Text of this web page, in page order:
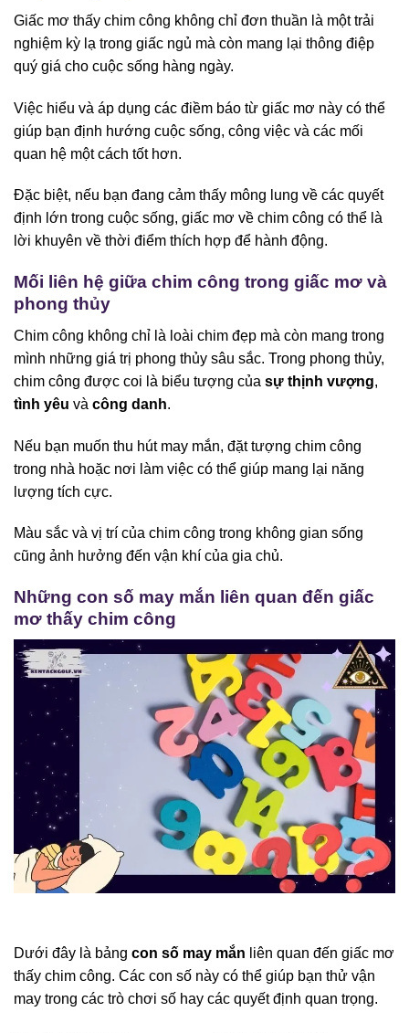
Giấc mơ thấy chim công không chỉ đơn thuần là một trải
nghiệm kỳ lạ trong giấc ngủ mà còn mang lại thông điệp
quý giá cho cuộc sống hàng ngày.
Việc hiểu và áp dụng các điềm báo từ giấc mơ này có thể
giúp bạn định hướng cuộc sống, công việc và các mối
quan hệ một cách tốt hơn.
Đặc biệt, nếu bạn đang cảm thấy mông lung về các quyết
định lớn trong cuộc sống, giấc mơ về chim công có thể là
lời khuyên về thời điểm thích hợp để hành động.
Mối liên hệ giữa chim công trong giấc mơ và
phong thủy
Chim công không chỉ là loài chim đẹp mà còn mang trong
mình những giá trị phong thủy sâu sắc. Trong phong thủy,
chim công được coi là biểu tượng của sự thịnh vượng,
tình yêu và công danh.
Nếu bạn muốn thu hút may mắn, đặt tượng chim công
trong nhà hoặc nơi làm việc có thể giúp mang lại năng
lượng tích cực.
Màu sắc và vị trí của chim công trong không gian sống
cũng ảnh hưởng đến vận khí của gia chủ.
Những con số may mắn liên quan đến giấc
mơ thấy chim công
Dưới đây là bảng con số may mắn liên quan đến giấc mơ
thấy chim công. Các con số này có thể giúp bạn thử vận
may trong các trò chơi số hay các quyết định quan trọng.